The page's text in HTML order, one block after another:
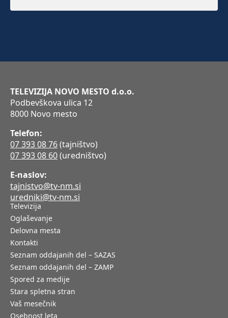
TELEVIZIJA NOVO MESTO d.o.o.
Podbevškova ulica 12
8000 Novo mesto
Telefon:
07 393 08 76(tajništvo)
07 393 08 60(uredništvo)
E-naslov:
tajnistvo@tv-nm.si
uredniki@tv-nm.si
Televizija
Oglaševanje
Delovna mesta
Kontakti
Seznam oddajanih del – SAZAS
Seznam oddajanih del – ZAMP
Spored za medije
Stara spletna stran
Vaš mesečnik
Osebnost leta